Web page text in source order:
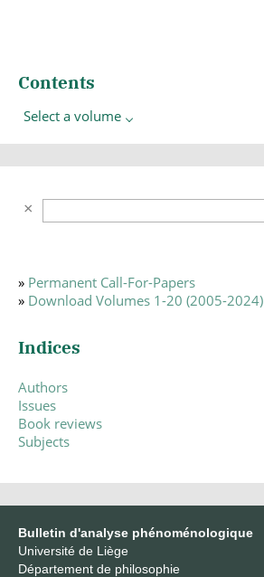
Contents
Select a volume
» Permanent Call-For-Papers
» Download Volumes 1-20 (2005-2024)
Indices
Authors
Issues
Book reviews
Subjects
Bulletin d'analyse phénoménologique
Université de Liège
Département de philosophie